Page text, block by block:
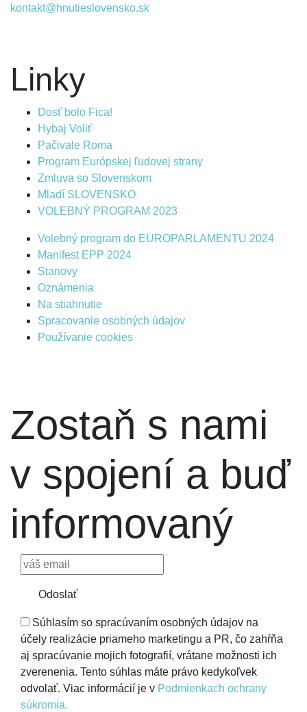
kontakt@hnutieslovensko.sk
Linky
Dosť bolo Fica!
Hybaj Voliť
Pačivale Roma
Program Európskej ľudovej strany
Zmluva so Slovenskom
Mladí SLOVENSKO
VOLEBNÝ PROGRAM 2023
Volebný program do EUROPARLAMENTU 2024
Manifest EPP 2024
Stanovy
Oznámenia
Na stiahnutie
Spracovanie osobných údajov
Používanie cookies
Zostaň s nami
v spojení a buď
informovaný
Odoslať
Súhlasím so spracúvaním osobných údajov na
účely realizácie priameho marketingu a PR, čo zahŕňa
aj spracúvanie mojich fotografií, vrátane možnosti ich
zverenenia. Tento súhlas máte právo kedykoľvek
odvolať. Viac informácií je v Podmienkach ochrany
súkromia.